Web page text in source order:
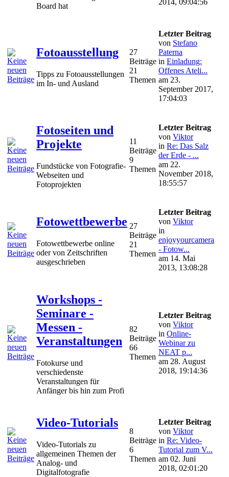
Board hat
2014, 09:04:56
Fotoausstellung
Tipps zu Fotoausstellungen
im In- und Ausland
27
Beiträge
21
Themen
Letzter Beitrag
von Stefano
Paterna
in Einladung:
Offenes Ateli...
am 23.
September 2017,
17:04:03
Fotoseiten und
Projekte
Fundstücke von Fotografie-
Webseiten und
Fotoprojekten
11
Beiträge
9
Themen
Letzter Beitrag
von Viktor
in Re: Das Salz
der Erde - ...
am 22.
November 2018,
18:55:57
Fotowettbewerbe
Fotowettbewerbe online
oder von Zeitschriften
ausgeschrieben
27
Beiträge
21
Themen
Letzter Beitrag
von Viktor
in
enjoyyourcamera
- Fotow...
am 14. Mai
2013, 13:08:28
Workshops -
Seminare -
Messen -
Veranstaltungen
Fotokurse und
verschiedenste
Veranstaltungen für
Anfänger bis hin zum Profi
82
Beiträge
66
Themen
Letzter Beitrag
von Viktor
in Online-
Webinar zu
NEAT p...
am 28. August
2018, 19:14:36
Video-Tutorials
Video-Tutorials zu
allgemeinen Themen der
Analog- und
Digitalfotografie
8
Beiträge
6
Themen
Letzter Beitrag
von Viktor
in Re: Video-
Tutorial zum V...
am 02. Juni
2018, 02:01:20